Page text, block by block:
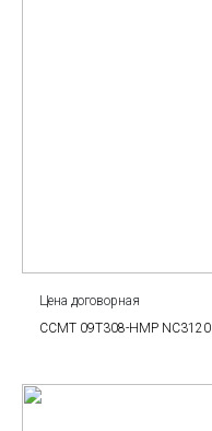
Цена договорная
CCMT 09T308-HMP NC3120